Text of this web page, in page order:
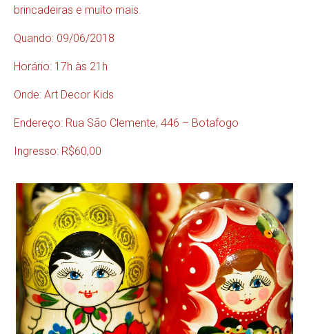
brincadeiras e muito mais.
Quando: 09/06/2018
Horário: 17h às 21h
Onde: Art Decor Kids
Endereço: Rua São Clemente, 446 – Botafogo
Ingresso: R$60,00